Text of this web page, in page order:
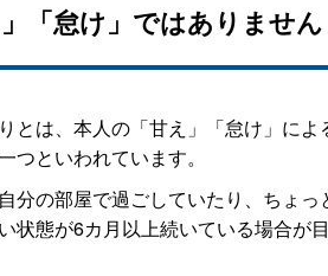
」「怠け」ではありません
とは、本人の「甘え」「怠け」に
つといわれています。
分の部屋で過ごしていたり、ちょ
状態が6カ月以上続いている場合が